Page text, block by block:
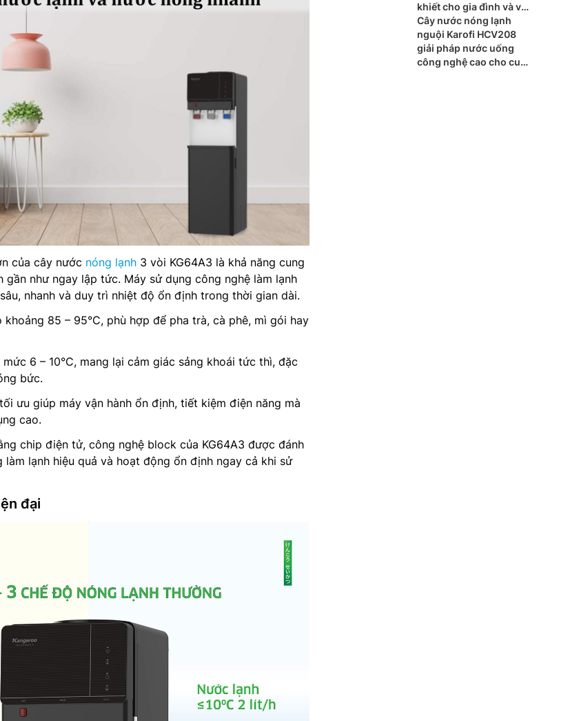
của cây nước nóng lạnh 3 vòi KG64A3 là khả năng cung
gần như ngay lập tức. Máy sử dụng công nghệ làm lạnh
nhanh và duy trì nhiệt độ ổn định trong thời gian dài.
85 – 95°C, phù hợp để pha trà, cà phê, mì gói hay
6 – 10°C, mang lại cảm giác sảng khoái tức thì, đặc
bức.
ưu giúp máy vận hành ổn định, tiết kiệm điện năng mà
cao.
chip điện tử, công nghệ block của KG64A3 được đánh
làm lạnh hiệu quả và hoạt động ổn định ngay cả khi sử
đại
khiết cho gia đình và văn
phòng
Cây nước nóng lạnh
nguội Karofi HCV208
giải pháp nước uống
công nghệ cao cho cuộc